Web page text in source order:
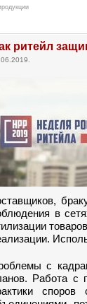
ритейл
в
с
Работа с